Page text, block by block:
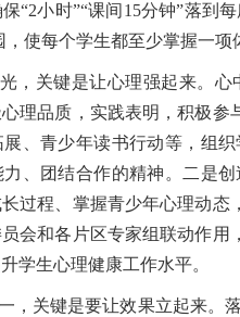
“2小时”“课间15分钟”落到
，使每个学生都至少掌握一
，关键是让心理强起来。
理品质，实践表明，积极
、青少年读书行动等，组
、团结合作的精神。二是
过程、掌握青少年心理动
会和各片区专家组联动作
学生心理健康工作水平。
，关键是要让效果立起来。